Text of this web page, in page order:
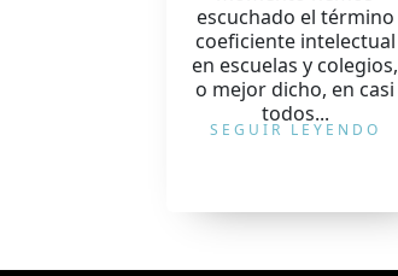
escuchado el término
coeficiente intelectual
en escuelas y colegios,
o mejor dicho, en casi
todos...
SEGUIR LEYENDO